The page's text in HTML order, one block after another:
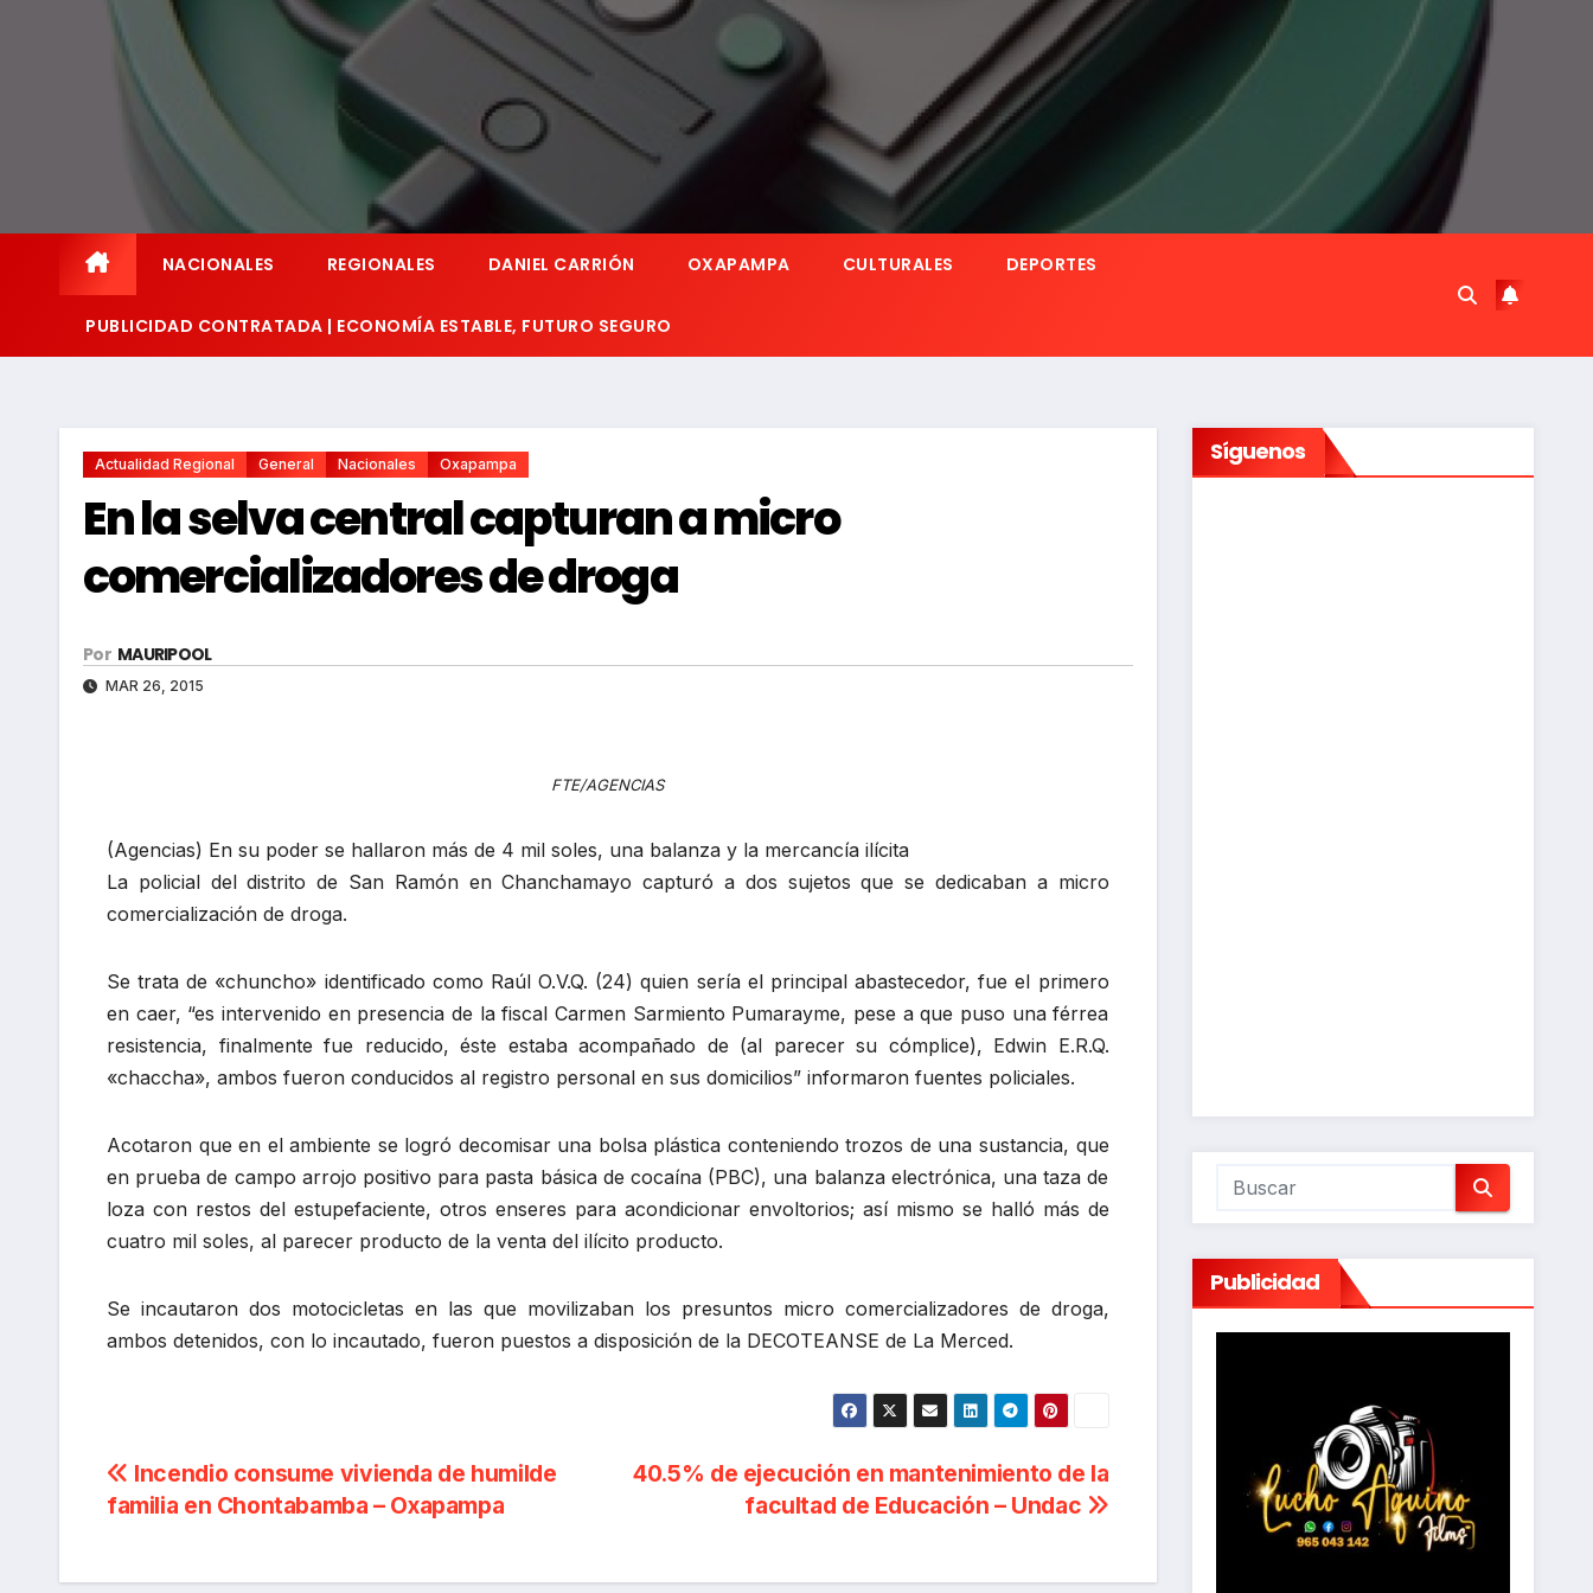
NACIONALES REGIONALES DANIEL CARRIÓN OXAPAMPA CULTURALES DEPORTES
PUBLICIDAD CONTRATADA | ECONOMÍA ESTABLE, FUTURO SEGURO
Actualidad Regional General Nacionales Oxapampa
En la selva central capturan a micro
comercializadores de droga
Por MAURIPOOL
MAR 26, 2015
FTE/AGENCIAS
(Agencias) En su poder se hallaron más de 4 mil soles, una balanza y la mercancía ilícita
La policial del distrito de San Ramón en Chanchamayo capturó a dos sujetos que se dedicaban a micro
comercialización de droga.
Se trata de «chuncho» identificado como Raúl O.V.Q. (24) quien sería el principal abastecedor, fue el primero
en caer, “es intervenido en presencia de la fiscal Carmen Sarmiento Pumarayme, pese a que puso una férrea
resistencia, finalmente fue reducido, éste estaba acompañado de (al parecer su cómplice), Edwin E.R.Q.
«chaccha», ambos fueron conducidos al registro personal en sus domicilios” informaron fuentes policiales.
Acotaron que en el ambiente se logró decomisar una bolsa plástica conteniendo trozos de una sustancia, que
en prueba de campo arrojo positivo para pasta básica de cocaína (PBC), una balanza electrónica, una taza de
loza con restos del estupefaciente, otros enseres para acondicionar envoltorios; así mismo se halló más de
cuatro mil soles, al parecer producto de la venta del ilícito producto.
Se incautaron dos motocicletas en las que movilizaban los presuntos micro comercializadores de droga,
ambos detenidos, con lo incautado, fueron puestos a disposición de la DECOTEANSE de La Merced.
Navegación
de
entradas
40.5% de ejecución en mantenimiento de la
facultad de Educación – Undac
Incendio consume vivienda de humilde
familia en Chontabamba – Oxapampa
Síguenos
Publicidad